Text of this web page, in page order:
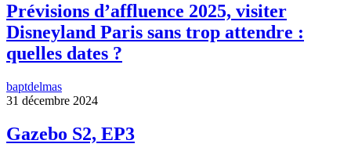
Prévisions d’affluence 2025, visiter
Disneyland Paris sans trop attendre :
quelles dates ?
baptdelmas
31 décembre 2024
Gazebo S2, EP3